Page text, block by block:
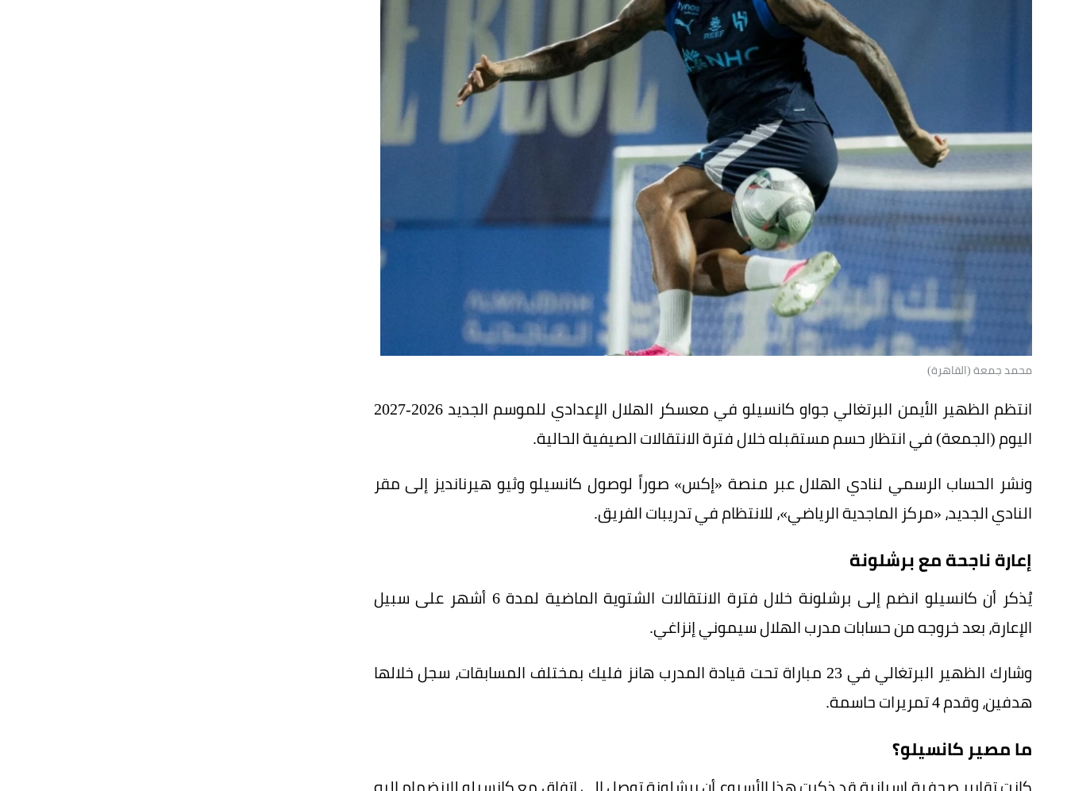
محمد جمعة (القاهرة)
انتظم الظهير الأيمن البرتغالي جواو كانسيلو في معسكر الهلال الإعدادي للموسم الجديد 2026-2027
اليوم (الجمعة) في انتظار حسم مستقبله خلال فترة الانتقالات الصيفية الحالية.
ونشر الحساب الرسمي لنادي الهلال عبر منصة «إكس» صوراً لوصول كانسيلو وثيو هيرنانديز إلى مقر
النادي الجديد، «مركز الماجدية الرياضي»، للانتظام في تدريبات الفريق.
إعارة ناجحة مع برشلونة
يُذكر أن كانسيلو انضم إلى برشلونة خلال فترة الانتقالات الشتوية الماضية لمدة 6 أشهر على سبيل
الإعارة، بعد خروجه من حسابات مدرب الهلال سيموني إنزاغي.
وشارك الظهير البرتغالي في 23 مباراة تحت قيادة المدرب هانز فليك بمختلف المسابقات، سجل خلالها
هدفين، وقدم 4 تمريرات حاسمة.
ما مصير كانسيلو؟